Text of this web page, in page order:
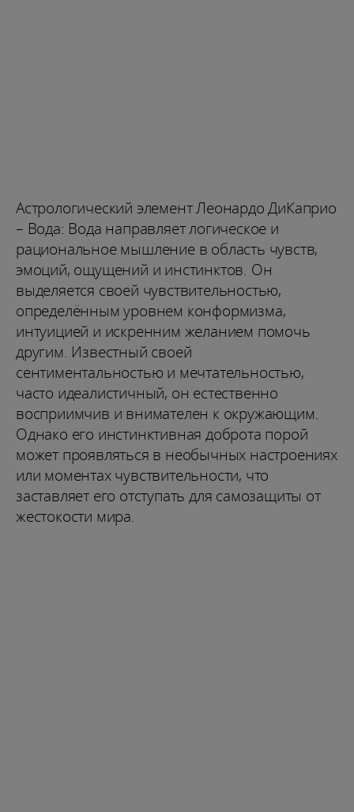
Астрологический элемент Леонардо ДиКаприо
– Вода: Вода направляет логическое и
рациональное мышление в область чувств,
эмоций, ощущений и инстинктов. Он
выделяется своей чувствительностью,
определённым уровнем конформизма,
интуицией и искренним желанием помочь
другим. Известный своей
сентиментальностью и мечтательностью,
часто идеалистичный, он естественно
восприимчив и внимателен к окружающим.
Однако его инстинктивная доброта порой
может проявляться в необычных настроениях
или моментах чувствительности, что
заставляет его отступать для самозащиты от
жестокости мира.